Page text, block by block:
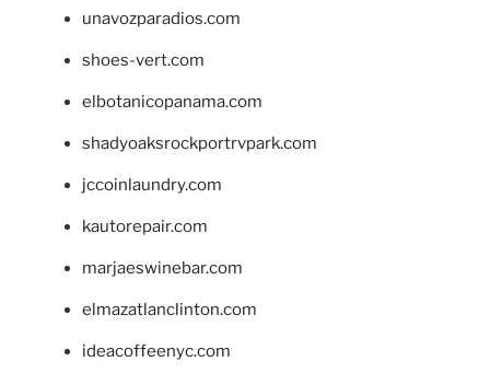
unavozparadios.com
shoes-vert.com
elbotanicopanama.com
shadyoaksrockportrvpark.com
jccoinlaundry.com
kautorepair.com
marjaeswinebar.com
elmazatlanclinton.com
ideacoffeenyc.com